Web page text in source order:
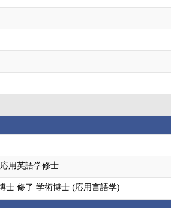
用英語学修士
士 修了 学術博士 (応用言語学)